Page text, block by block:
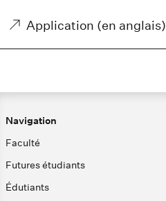
Application (en anglais)
Navigation
Faculté
Futures étudiants
Édutiants